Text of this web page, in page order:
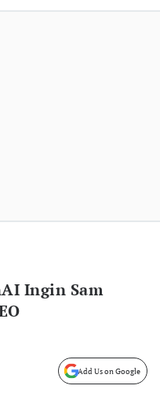
Ingin Sam
Add Us on Google